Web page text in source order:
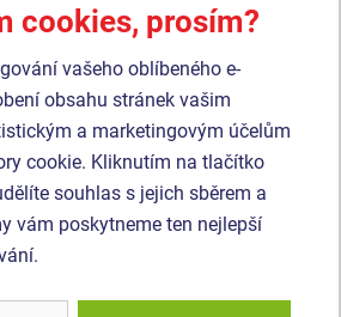
zboží
Kreslicí tabule
oboustranná MIDI
KTA6100K - celokovová
cookies, prosím?
vašeho oblíbeného e-
obsahu stránek vašim
a marketingovým účelům
cookie. Kliknutím na tlačítko
souhlas s jejich sběrem a
vám poskytneme ten nejlepší